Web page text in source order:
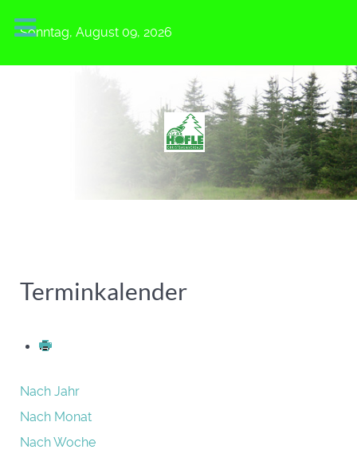
Sonntag, August 09, 2026
Terminkalender
Nach Jahr
Nach Monat
Nach Woche